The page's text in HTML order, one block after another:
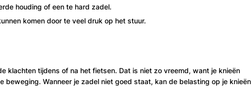
houding of een te hard zadel.
komen door te veel druk op het stuur.
klachten tijdens of na het fietsen. Dat is niet zo vreemd, want je knieën
beweging. Wanneer je zadel niet goed staat, kan de belasting op je knieën